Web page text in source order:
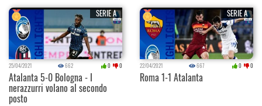
SERIE A
25/04/2021 662 0 0
Atalanta 5-0 Bologna - I
nerazzurri volano al secondo
posto
SERIE A
22/04/2021 667 0 0
Roma 1-1 Atalanta